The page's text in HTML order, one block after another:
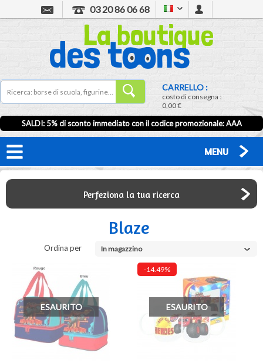
03 20 86 06 68
CARRELLO :
costo di consegna :
0,00 €
SALDI: 5% di sconto immediato con il codice promozionale: AAA
MENU
Perfeziona la tua ricerca
Blaze
Ordina per In magazzino
ESAURITO
-14.49%
ESAURITO